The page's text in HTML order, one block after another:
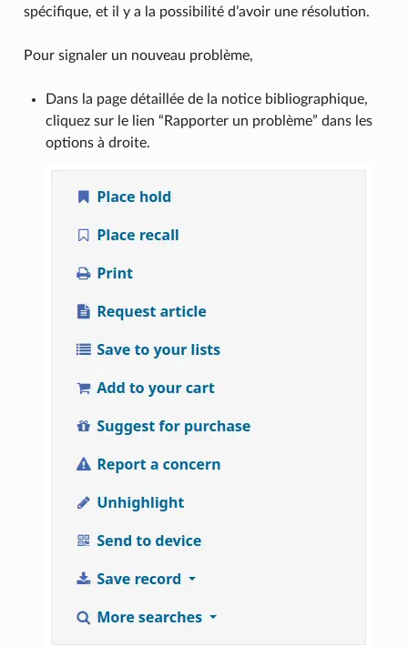
spécifique, et il y a la possibilité d’avoir une résolution.
Pour signaler un nouveau problème,
Dans la page détaillée de la notice bibliographique,
cliquez sur le lien “Rapporter un problème” dans les
options à droite.